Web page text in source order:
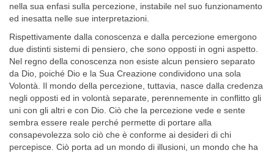
nella sua enfasi sulla percezione, instabile nel suo funzionamento
ed inesatta nelle sue interpretazioni.
Rispettivamente dalla conoscenza e dalla percezione emergono
due distinti sistemi di pensiero, che sono opposti in ogni aspetto.
Nel re­gno della conoscenza non esiste alcun pensiero separato
da Dio, poiché Dio e la Sua Creazione condividono una sola
Volontà. Il mondo della percezione, tuttavia, nasce dalla credenza
negli opposti ed in volontà separate, perennemente in conflitto gli
uni con gli altri e con Dio. Ciò che la percezione vede e sente
sembra essere reale perché permette di portare alla
consapevolezza solo ciò che è conforme ai desideri di chi
percepisce. Ciò porta ad un mondo di illusioni, un mondo che ha